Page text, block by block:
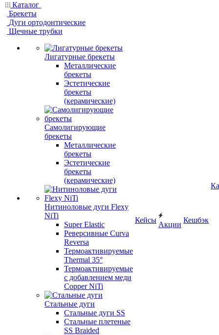
Каталог
Брекеты
Дуги ортодонтические
Щечные трубки
Лигатурные брекеты
Металлические
брекеты
Эстетические
брекеты
(керамические)
Самолигирующие
брекеты
Металлические
брекеты
Эстетические
брекеты
(керамические)
Нитиноловые дуги Flexy
NiTi
Super Elastic
Реверсивные Curva
Reversa
Термоактивируемые
Thermal 35°
Термоактивируемые
с добавлением меди
Copper NiTi
Стальные дуги
Стальные дуги SS
Стальные плетеные
SS Braided
Кейсы
Акции
Кешбэк